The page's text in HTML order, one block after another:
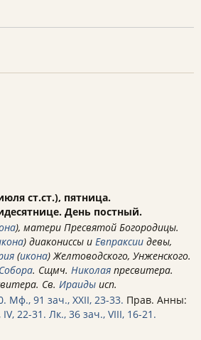
ст.ст.), пятница.
День постный.
), матери Пресвятой Богородицы.
) диакониссы и Евпраксии девы,
(икона) Желтоводского, Унженского.
. Сщмч. Николая пресвитера.
Св. Ираиды исп.
Мф., 91 зач., XXII, 23-33. Прав. Анны:
IV, 22-31. Лк., 36 зач., VIII, 16-21.